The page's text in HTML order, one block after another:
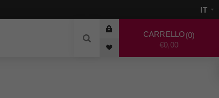
CARRELLO 0
€0,00